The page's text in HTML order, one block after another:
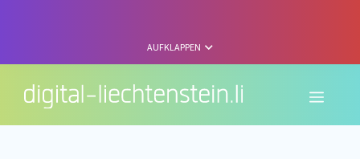
AUFKLAPPEN
Menü